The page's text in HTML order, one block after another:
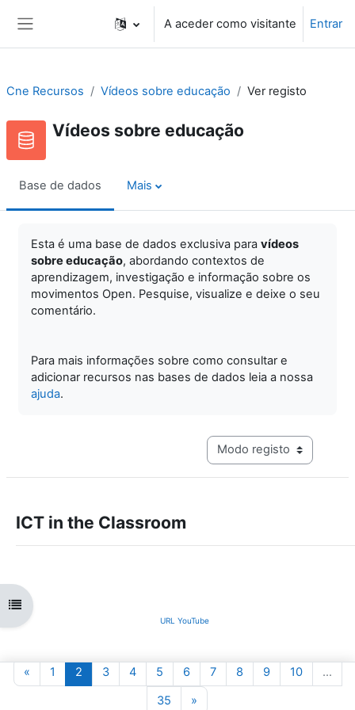
A aceder como visitante Entrar
Abrir índice da disciplina
Cne Recursos Vídeos sobre educação Ver registo
Vídeos sobre educação
Base de dados Mais
Esta é uma base de dados exclusiva para vídeos
sobre educação, abordando contextos de
aprendizagem, investigação e informação sobre os
movimentos Open. Pesquise, visualize e deixe o seu
comentário.
Para mais informações sobre como consultar e
adicionar recursos nas bases de dados leia a nossa
ajuda.
Navegação terciária do
ICT in the Classroom
URL YouTube
«Página anterior
1 Página 1
2Página 2
3Página 3
4Página 4
5Página 5
6Página 6
7Página 7
8Página 8
9Página 9
10Página 10
…
35 Página 35
»